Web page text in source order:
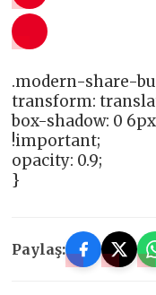
.modern-share-
transform:
box-shadow: 0 6px
!important;
opacity: 0.9;
}
Paylaş: